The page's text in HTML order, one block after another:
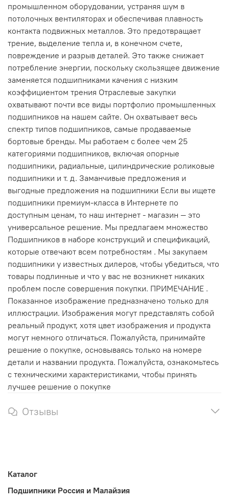
промышленном оборудовании, устраняя шум в
потолочных вентиляторах и обеспечивая плавность
контакта подвижных металлов. Это предотвращает
трение, выделение тепла и, в конечном счете,
повреждение и разрыв деталей. Это также снижает
потребление энергии, поскольку скользящее движение
заменяется подшипниками качения с низким
коэффициентом трения Отраслевые закупки
охватывают почти все виды портфолио промышленных
подшипников на нашем сайте. Он охватывает весь
спектр типов подшипников, самые продаваемые
бортовые бренды. Мы работаем с более чем 25
категориями подшипников, включая опорные
подшипники, радиальные, цилиндрические роликовые
подшипники и т. д. Заманчивые предложения и
выгодные предложения на подшипники Если вы ищете
подшипники премиум-класса в Интернете по
доступным ценам, то наш интернет - магазин — это
универсальное решение. Мы предлагаем множество
Подшипников в наборе конструкций и спецификаций,
которые отвечают всем потребностям . Мы закупаем
подшипники у известных дилеров, чтобы убедиться, что
товары подлинные и что у вас не возникнет никаких
проблем после совершения покупки. ПРИМЕЧАНИЕ .
Показанное изображение предназначено только для
иллюстрации. Изображения могут представлять собой
реальный продукт, хотя цвет изображения и продукта
могут немного отличаться. Пожалуйста, принимайте
решение о покупке, основываясь только на номере
детали и названии продукта. Пожалуйста, ознакомьтесь
с техническими характеристиками, чтобы принять
лучшее решение о покупке
Отзывы
Каталог
Подшипники Россия и Малайзия